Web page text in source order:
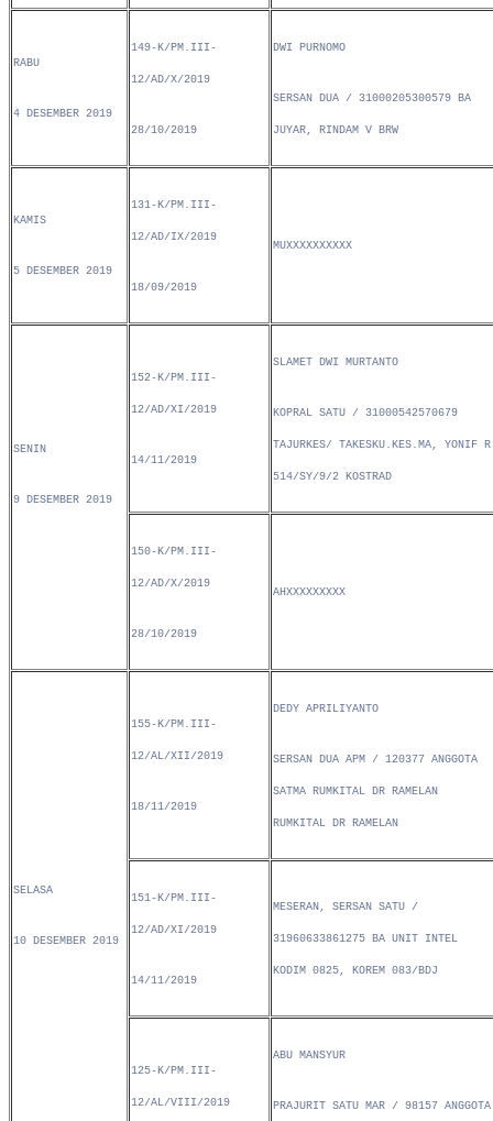
RABU
4 DESEMBER 2019
149-K/PM.III-
12/AD/X/2019
28/10/2019
DWI PURNOMO
SERSAN DUA / 31000205300579 BA
JUYAR, RINDAM V BRW
KAMIS
5 DESEMBER 2019
131-K/PM.III-
12/AD/IX/2019
18/09/2019
MUXXXXXXXXXX
SENIN
9 DESEMBER 2019
152-K/PM.III-
12/AD/XI/2019
14/11/2019
SLAMET DWI MURTANTO
KOPRAL SATU / 31000542570679
TAJURKES/ TAKESKU.KES.MA, YONIF R
514/SY/9/2 KOSTRAD
150-K/PM.III-
12/AD/X/2019
28/10/2019
AHXXXXXXXXX
SELASA
10 DESEMBER 2019
155-K/PM.III-
12/AL/XII/2019
18/11/2019
DEDY APRILIYANTO
SERSAN DUA APM / 120377 ANGGOTA
SATMA RUMKITAL DR RAMELAN
RUMKITAL DR RAMELAN
151-K/PM.III-
12/AD/XI/2019
14/11/2019
MESERAN, SERSAN SATU /
31960633861275 BA UNIT INTEL
KODIM 0825, KOREM 083/BDJ
125-K/PM.III-
12/AL/VIII/2019
ABU MANSYUR
PRAJURIT SATU MAR / 98157 ANGGOTA